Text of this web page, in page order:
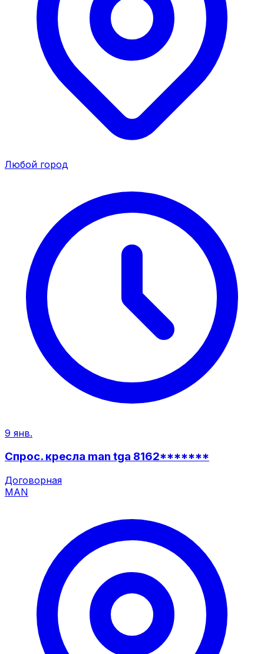
Любой город
9 янв.
Спрос. кресла man tga 8162*******
Договорная
MAN